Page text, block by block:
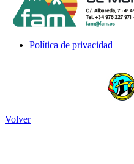
Política de privacidad
Volver